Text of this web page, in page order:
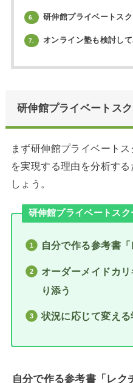
6. 研伸館プライベートス
7. オンライン塾も検討して
研伸館プライベートス
まず研伸館プライベート
を実現する理由を分析す
しょう。
研伸館プライベートスク
自分で作る参考書「
オーダーメイドカ
り添う
状況に応じて変え
自分で作る参考書「レク